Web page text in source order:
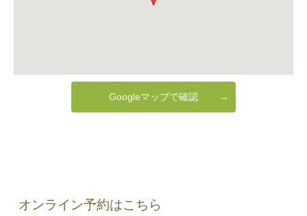
Googleマップで確認
オンライン予約はこちら